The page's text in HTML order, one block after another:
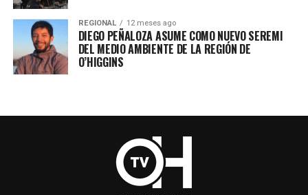
REGIONAL 12 meses ago
DIEGO PEÑALOZA ASUME COMO NUEVO SEREMI
DEL MEDIO AMBIENTE DE LA REGIÓN DE
O’HIGGINS